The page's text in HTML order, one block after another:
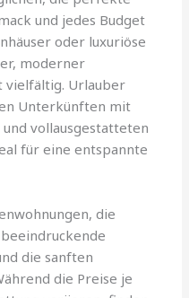
und jedes Budget
oder luxuriöse
moderner
vielfältig. Urlauber
Unterkünften mit
vollausgestatteten
für eine entspannte
die
die sanften
die Preise je